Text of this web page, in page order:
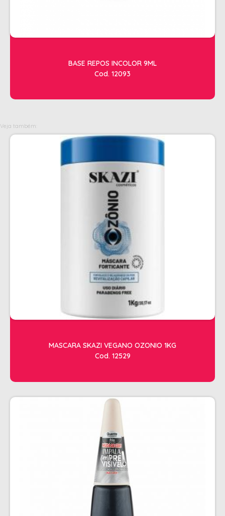
ALCOOL
DETERGENTE ENZIMÁTICO
LUVAS + MASCARAS
PROTETORES SOLAR + DESODORANTE
REMOVEDOR DE TINTURA
TOALHA
MANICURE
ACESSORIOS
ALICATES
AMOLECEDOR DE CUTICULAS
CREMES
DESCARTAVEIS
LUVAS E SAPATILHAS C/CREME
CABELELEIRO
ESTETICA
LAVATORIOS + ACESSORIOS
MACAS
MANICURE
BASE REPOS INCOLOR 9ML
Cod. 12093
Veja também:
MASCARA SKAZI VEGANO OZONIO 1KG
Cod. 12529